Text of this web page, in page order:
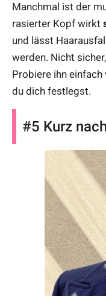
Manchmal ist der
rasierter Kopf wirkt
und lässt
werden. Nicht
Probiere ihn
du dich festlegst.
#5 Kurz